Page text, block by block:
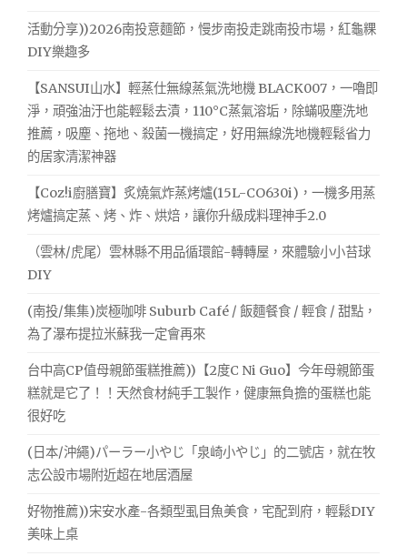
活動分享))2026南投意麵節，慢步南投走跳南投市場，紅龜粿
DIY樂趣多
【SANSUI山水】輕蒸仕無線蒸氣洗地機 BLACK007，一嚕即
淨，頑強油汙也能輕鬆去漬，110°C蒸氣溶垢，除蟎吸塵洗地
推薦，吸塵、拖地、殺菌一機搞定，好用無線洗地機輕鬆省力
的居家清潔神器
【Coz!i廚膳寶】炙燒氣炸蒸烤爐(15L-CO630i)，一機多用蒸
烤爐搞定蒸、烤、炸、烘焙，讓你升級成料理神手2.0
（雲林/虎尾）雲林縣不用品循環館-轉轉屋，來體驗小小苔球
DIY
(南投/集集)炭極咖啡 Suburb Café / 飯麵餐食 / 輕食 / 甜點，
為了瀑布提拉米蘇我一定會再來
台中高CP值母親節蛋糕推薦))【2度C Ni Guo】今年母親節蛋
糕就是它了！！天然食材純手工製作，健康無負擔的蛋糕也能
很好吃
(日本/沖繩)パーラー小やじ「泉崎小やじ」的二號店，就在牧
志公設市場附近超在地居酒屋
好物推薦))宋安水產-各類型虱目魚美食，宅配到府，輕鬆DIY
美味上桌